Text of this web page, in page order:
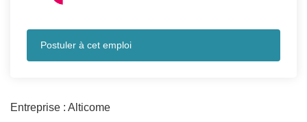
Postuler à cet emploi
Entreprise : Alticome